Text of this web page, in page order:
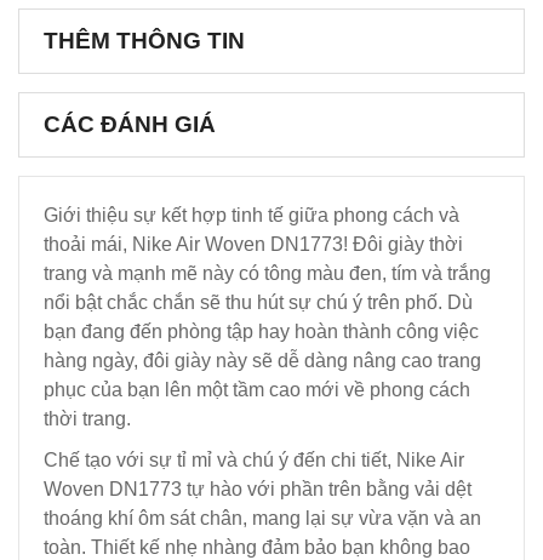
THÊM THÔNG TIN
CÁC ĐÁNH GIÁ
Giới thiệu sự kết hợp tinh tế giữa phong cách và
thoải mái, Nike Air Woven DN1773! Đôi giày thời
trang và mạnh mẽ này có tông màu đen, tím và trắng
nổi bật chắc chắn sẽ thu hút sự chú ý trên phố. Dù
bạn đang đến phòng tập hay hoàn thành công việc
hàng ngày, đôi giày này sẽ dễ dàng nâng cao trang
phục của bạn lên một tầm cao mới về phong cách
thời trang.
Chế tạo với sự tỉ mỉ và chú ý đến chi tiết, Nike Air
Woven DN1773 tự hào với phần trên bằng vải dệt
thoáng khí ôm sát chân, mang lại sự vừa vặn và an
toàn. Thiết kế nhẹ nhàng đảm bảo bạn không bao